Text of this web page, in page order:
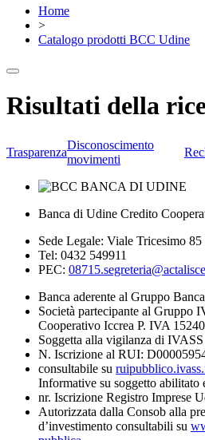
Home
>
Catalogo prodotti BCC Udine
Risultati della
Trasparenza
Disconoscimento
movimenti
Banca di Udine Credito
Sede Legale: Viale Tricesimo
Tel: 0432 549911
PEC:
Banca aderente al Gruppo
Società partecipante al Gruppo
Cooperativo Iccrea P. IVA
Soggetta alla vigilanza di IVASS
N. Iscrizione al RUI:
consultabile su
Informative su soggetto abilitato
nr. Iscrizione Registro Imprese
Autorizzata dalla Consob alla
d’investimento consultabili su